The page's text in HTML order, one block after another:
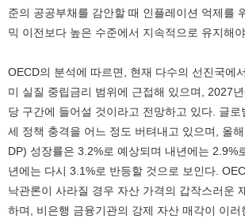
준의 공공부채를 감안할 때 인플레이션 억제를
믹 이전보다 높은 수준에서 지속적으로 유지해
OECD의 분석에 따르면, 현재 다수의 선진국에
미 실질 중립금리 범위에 근접해 있으며, 2027
당 구간에 들어설 것이라고 전망하고 있다. 글
세 정책 충격을 어느 정도 버텨내고 있으며, 올
DP) 성장률은 3.2%로 예상되며 내년에는 2.9%
년에는 다시 3.1%로 반등할 것으로 보인다.
낙관론이 사라질 경우 자산 가격의 갑작스러운
하며, 비은행 금융기관의 강제 자산 매각이 이러